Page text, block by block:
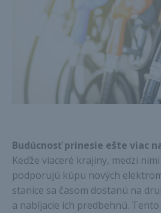
Budúcnosť prinesie ešte viac
Keďže viaceré krajiny, medzi
podporujú kúpu nových
stanice sa časom dostanú na
a nabíjacie ich predbehnú.